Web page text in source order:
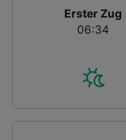
Erster Zug
06:34